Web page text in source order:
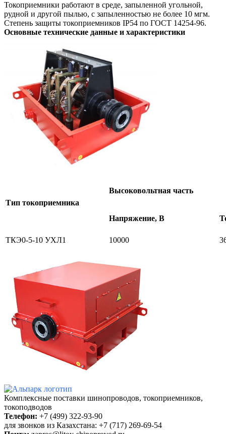
Токоприемники работают в среде, запыленной угольной,
рудной и другой пылью, с запыленностью не более 10 мгм.
Степень защиты токоприемников IP54 по ГОСТ 14254-96.
Основные технические данные и характеристики
Тип токоприемника
Высоковольтная часть
Напряжение, В
ТКЭ0-5-10 УХЛ1 10000
Комплексные поставки шинопроводов, токоприемников,
токоподводов
Телефон: +7 (499) 322-93-90
для звонков из Казахстана: +7 (717) 269-69-54